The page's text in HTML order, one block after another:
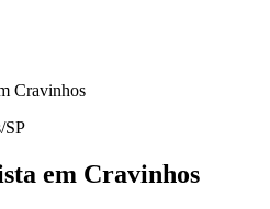
Cravinhos
SP
em Cravinhos